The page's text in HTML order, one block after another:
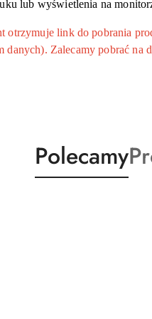
lub wyświetlenia na
link do pobrania
danych). Zalecamy pobrać
Produkty
o
Polecamy
o